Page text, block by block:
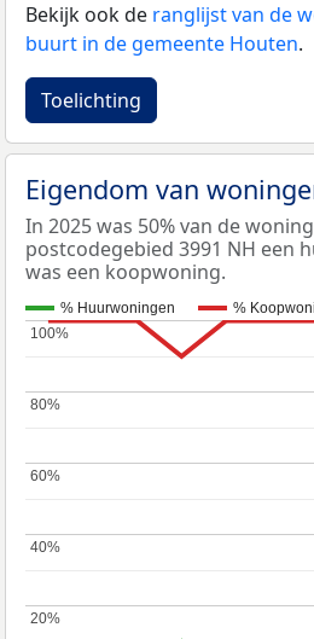
Bekijk ook de ranglijst van de
buurt in de gemeente Houten.
Toelichting
Eigendom van
In 2025 was 50% van de
postcodegebied 3991 NH een
was een koopwoning.
% Huurwoningen %
20%
20%
40%
40%
60%
60%
80%
80%
100%
100%